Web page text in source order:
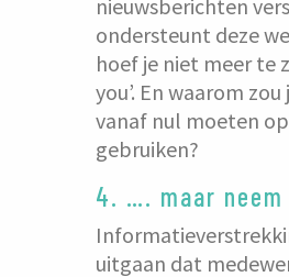
nieuwsberichten
ondersteunt deze
hoef je niet meer te
you’. En waarom
vanaf nul moeten
gebruiken?
4. …. maar
uitgaan dat